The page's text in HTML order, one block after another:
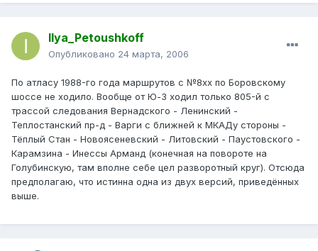
Ilya_Petoushkoff
Опубликовано 24 марта, 2006
По атласу 1988-го года маршрутов с №8хх по Боровскому
шоссе не ходило. Вообще от Ю-З ходил только 805-й с
трассой следования Вернадского - Ленинский -
Теплостанский пр-д - Варги с ближней к МКАДу стороны -
Тёплый Стан - Новоясеневский - Литовский - Паустовского -
Карамзина - Инессы Арманд (конечная на повороте на
Голубинскую, там вполне себе цел разворотный круг). Отсюда
предполагаю, что истинна одна из двух версий, приведённых
выше.